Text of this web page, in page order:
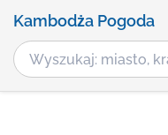
Kambodża Pogoda